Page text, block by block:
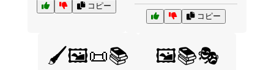
コピー
コピー
🖌️🖼️📜📚 🖼️📚🎭